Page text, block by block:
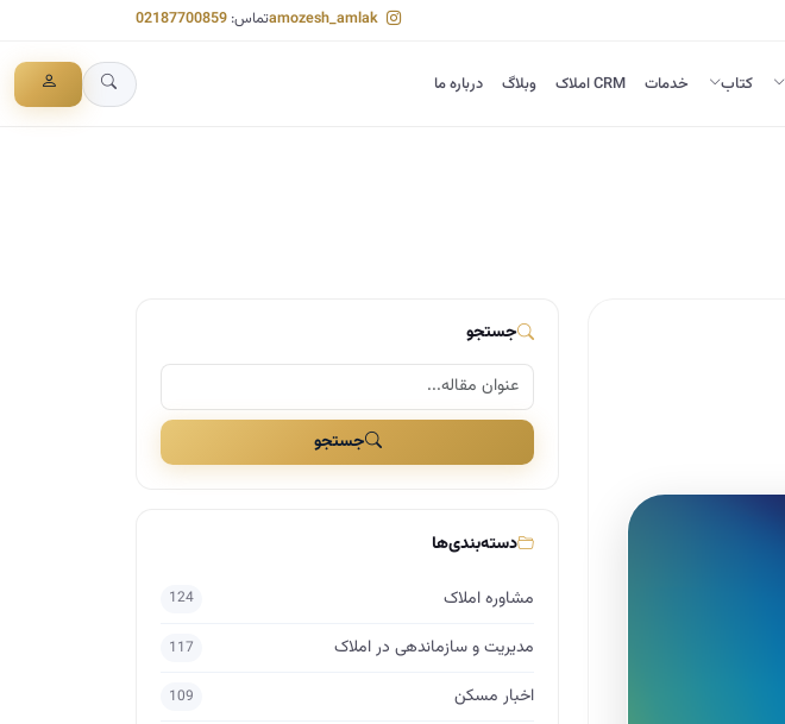
تماس: 02187700859
کتاب خدمات CRM املاک وبلاگ درباره ما
جستجو
جستجو
دسته‌بندی‌ها
مشاوره املاک 124
مدیریت و سازماندهی در املاک 117
اخبار مسکن 109